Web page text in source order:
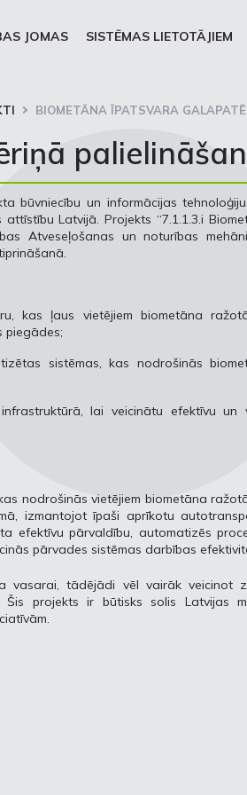
JOMAS SISTĒMAS LIETOTĀJIEM
BIOMETĀNA ĪPATSVARA
būvniecību un informācijas
Latvijā. Projekts “7.1.1.3.i
Atveseļošanas un noturības
kas ļaus vietējiem biometāna
piegādes;
sistēmas, kas nodrošinās
lai veicinātu efektīvu un
nodrošinās vietējiem biometāna
izmantojot īpaši aprīkotu
efektīvu pārvaldību, automatizēs
pārvades sistēmas darbības
vasarai, tādējādi vēl vairāk veicinot
Šis projekts ir būtisks solis Latvijas